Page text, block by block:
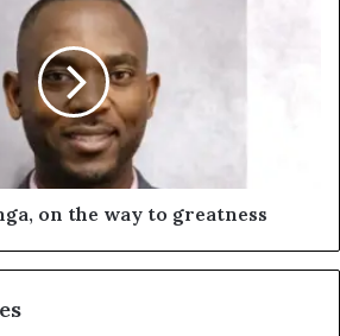
on the way to greatness